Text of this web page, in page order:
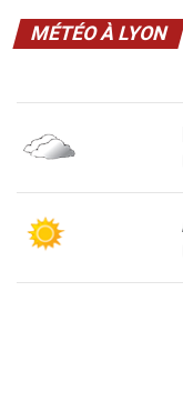
MÉTÉO À LYON